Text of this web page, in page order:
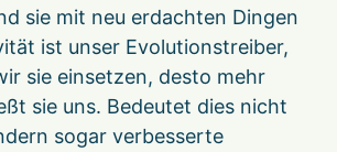
sie mit neu erdachten Dingen
ist unser Evolutionstreiber,
sie einsetzen, desto mehr
sie uns. Bedeutet dies nicht
sogar verbesserte